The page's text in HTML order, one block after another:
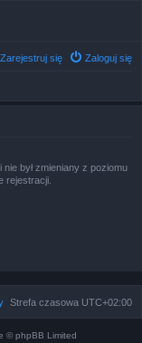
Zaloguj się
Zarejestruj się
był zmieniany z poziomu
rejestracji.
Strefa czasowa UTC+02:00
© phpBB Limited